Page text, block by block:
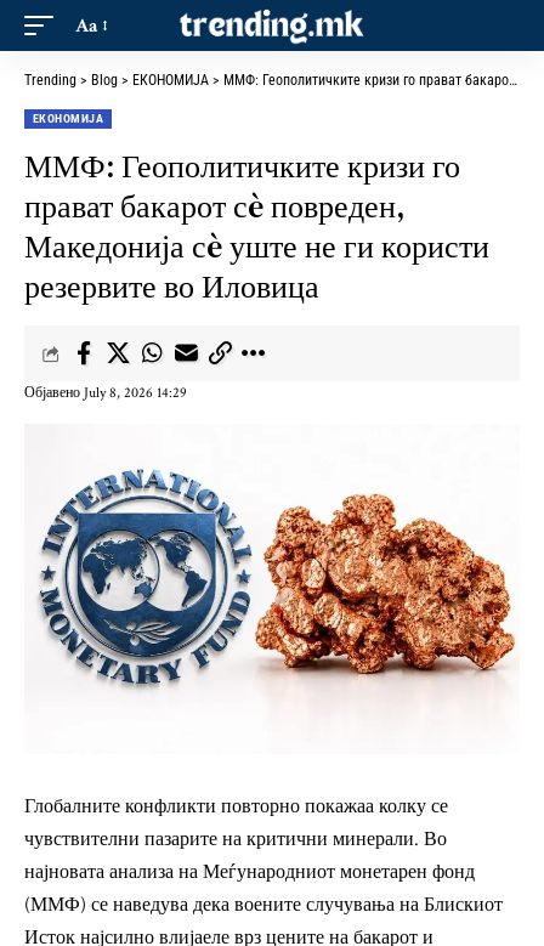
Aa
Trending > Blog > ЕКОНОМИЈА > ММФ: Геополитичките кризи го прават бакарот сè повреден, Македонија сè уште не ги користи резервите во Иловица
ЕКОНОМИЈА
ММФ: Геополитичките кризи го
прават бакарот сè повреден,
Македонија сè уште не ги користи
резервите во Иловица
Објавено July 8, 2026 14:29
Глобалните конфликти повторно покажаа колку се
чувствителни пазарите на критични минерали. Во
најновата анализа на Меѓународниот монетарен фонд
(ММФ) се наведува дека воените случувања на Блискиот
Исток најсилно влијаеле врз цените на бакарот и